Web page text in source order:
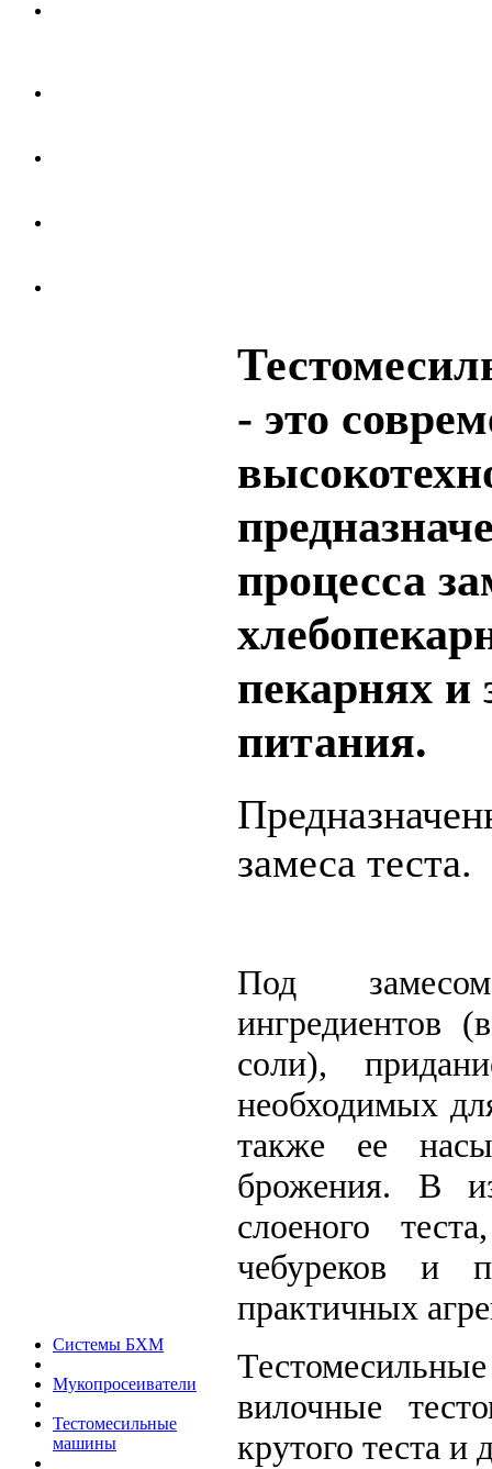
Системы БХМ
Мукопросеиватели
Тестомесильные
машины
- это
процесса
пекарнях и
питания.
замеса теста.
Под замесом
ингредиентов
соли),
необходимых
также ее
брожения. В
слоеного
чебуреков и
практичных
вилочные
крутого теста и